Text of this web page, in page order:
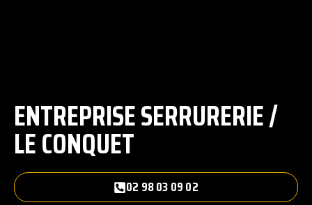
ENTREPRISE SERRURERIE /
LE CONQUET
02 98 03 09 02